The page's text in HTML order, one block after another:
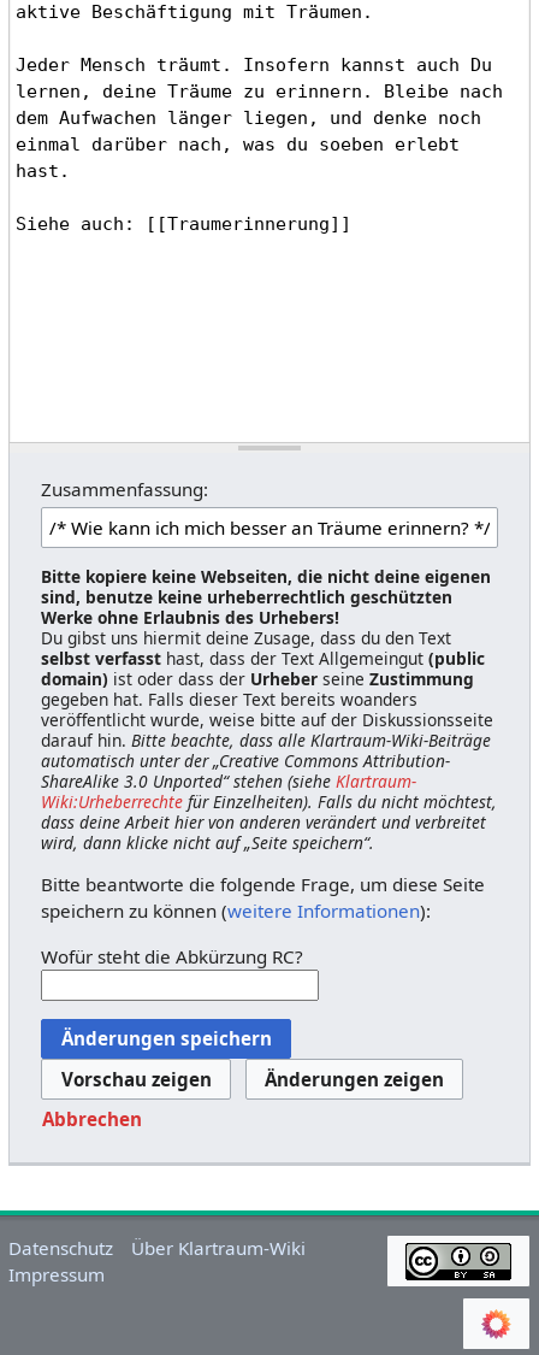
Zusammenfassung:
Bitte kopiere keine Webseiten, die nicht deine eigenen
sind, benutze keine urheberrechtlich geschützten
Werke ohne Erlaubnis des Urhebers!
Du gibst uns hiermit deine Zusage, dass du den Text
selbst verfasst hast, dass der Text Allgemeingut(public
domain) ist oder dass der Urheber seineZustimmung
gegeben hat. Falls dieser Text bereits woanders
veröffentlicht wurde, weise bitte auf der Diskussionsseite
darauf hin.Bitte beachte, dass alle Klartraum-Wiki-Beiträge
automatisch unter der „Creative Commons Attribution-
ShareAlike 3.0 Unported“ stehen (sieheKlartraum-
Wiki:Urheberrechte für Einzelheiten). Falls du nicht möchtest,
dass deine Arbeit hier von anderen verändert und verbreitet
wird, dann klicke nicht auf „Seite speichern“.
Bitte beantworte die folgende Frage, um diese Seite
speichern zu können (weitere Informationen):
Wofür steht die Abkürzung RC?
Abbrechen
Datenschutz
Über Klartraum-Wiki
Impressum